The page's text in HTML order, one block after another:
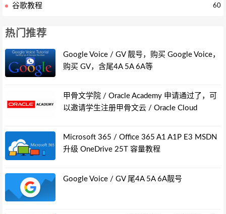
谷歌教程 60
热门推荐
Google Voice / GV 靓号，购买 Google Voice，
购买 GV，含尾4A 5A 6A等
甲骨文学院 / Oracle Academy 申请通过了，可
以邀请学生注册甲骨文云 / Oracle Cloud
Microsoft 365 / Office 365 A1 A1P E3 MSDN
升级 OneDrive 25T 容量教程
Google Voice / GV 尾4A 5A 6A靓号